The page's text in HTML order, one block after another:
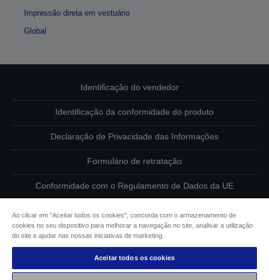
Impressão direta em vestuário
Global
Identificação do vendedor
Identificação da conformidade do produto
Declaração de Privacidade das Informações
Formulário de retratação
Conformidade com o Regulamento de Dados da UE
Informações sobre cookies
Compromisso da Epson para com a acessibilidade
Ao clicar em "Aceitar todos os cookies", concorda com o armazenamento de
cookies no seu dispositivo para melhorar a navegação no site, analisar a utilização
do site e ajudar nas nossas iniciativas de marketing.
Aceitar todos os cookies